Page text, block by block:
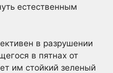
естественным
в разрушении
в пятнах от
им стойкий зеленый